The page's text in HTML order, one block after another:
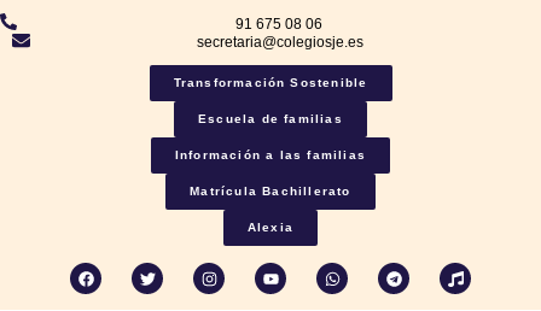
91 675 08 06
secretaria@colegiosje.es
Transformación Sostenible
Escuela de familias
Información a las familias
Matrícula Bachillerato
Alexia